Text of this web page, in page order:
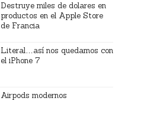
Destruye miles de dolares en
productos en el Apple Store
de Francia
Literal…así nos quedamos con
el iPhone 7
Airpods modernos